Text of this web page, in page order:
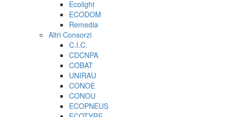
Ecolight
ECODOM
Remedia
Altri Consorzi
C.I.C.
CDCNPA
COBAT
UNIRAU
CONOE
CONOU
ECOPNEUS